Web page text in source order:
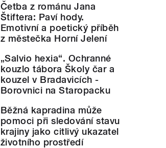
Četba z románu Jana
Štiftera: Paví hody.
Emotivní a poetický příběh
z městečka Horní Jelení
„Salvio hexia“. Ochranné
kouzlo tábora Školy čar a
kouzel v Bradavicích -
Borovnici na Staropacku
Běžná kapradina může
pomoci při sledování stavu
krajiny jako citlivý ukazatel
životního prostředí